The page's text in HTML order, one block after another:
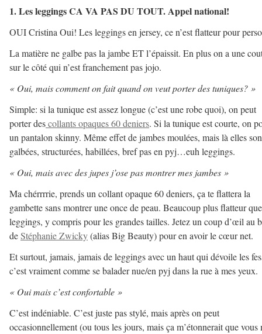
1. Les leggings CA VA PAS DU TOUT. Appel national!
OUI Cristina Oui! Les leggings en jersey, ce n’est flatteur pour
La matière ne galbe pas la jambe ET l’épaissit. En plus on a une
sur le côté qui n’est franchement pas jojo.
« Oui, mais comment on fait quand on veut porter des tuniques? »
Simple: si la tunique est assez longue (c’est une robe quoi), on peut
porter descollants opaques 60 deniers. Si la tunique est courte, on
un pantalon skinny. Même effet de jambes moulées, mais là elles
galbées, structurées, habillées, bref pas en pyj…euh leggings.
« Oui, mais avec des jupes j’ose pas montrer mes jambes »
Ma chérrrrie, prends un collant opaque 60 deniers, ça te flattera la
gambette sans montrer une once de peau. Beaucoup plus flatteur
leggings, y compris pour les grandes tailles. Jetez un coup d’œil au
deStéphanie Zwicky(alias Big Beauty) pour en avoir le cœur net.
Et surtout, jamais, jamais de leggings avec un haut qui dévoile les
c’est vraiment comme se balader nue/en pyj dans la rue à mes yeux.
« Oui mais c’est confortable »
C’est indéniable. C’est juste pas stylé, mais après on peut
occasionnellement (ou tous les jours, mais ça m’étonnerait que vous